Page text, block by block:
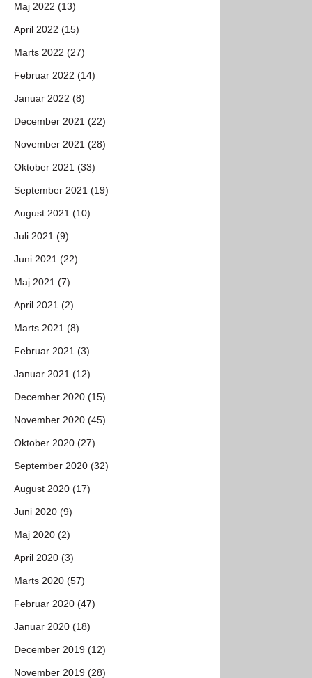
Maj 2022 (13)
April 2022 (15)
Marts 2022 (27)
Februar 2022 (14)
Januar 2022 (8)
December 2021 (22)
November 2021 (28)
Oktober 2021 (33)
September 2021 (19)
August 2021 (10)
Juli 2021 (9)
Juni 2021 (22)
Maj 2021 (7)
April 2021 (2)
Marts 2021 (8)
Februar 2021 (3)
Januar 2021 (12)
December 2020 (15)
November 2020 (45)
Oktober 2020 (27)
September 2020 (32)
August 2020 (17)
Juni 2020 (9)
Maj 2020 (2)
April 2020 (3)
Marts 2020 (57)
Februar 2020 (47)
Januar 2020 (18)
December 2019 (12)
November 2019 (28)